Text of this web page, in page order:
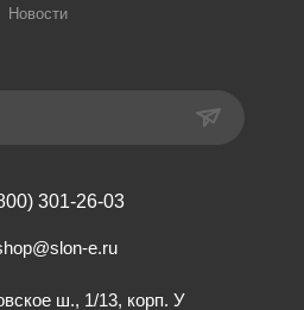
Новости
301-26-03
e.ru
ш., 1/13, корп. У